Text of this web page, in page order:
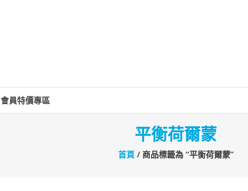
會員特價專區
平衡荷爾蒙
首頁/ 商品標籤為 “平衡荷爾蒙”